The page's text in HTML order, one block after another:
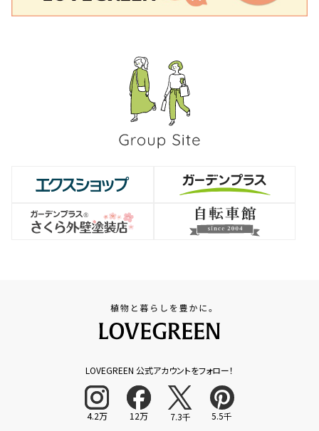
LOVEGREEN 公式アカウントをフォロー！
4.2万 12万 7.3千 5.5千